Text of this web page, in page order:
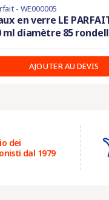
- WE000005
en verre LE
ml diamètre 85
AJOUTER AU DEVIS
dei
dal 1979